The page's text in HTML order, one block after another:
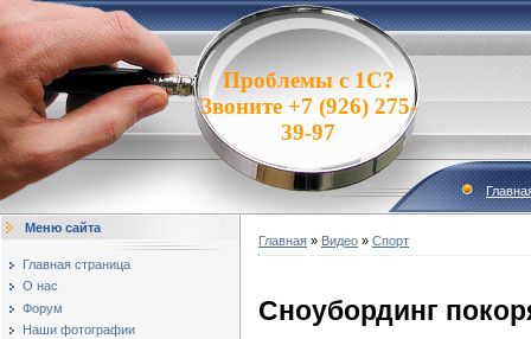
Проблемы с 1С?
Звоните +7 (926) 275-
39-97
Меню сайта
Главная страница
О нас
Форум
Наши фотографии
Главная » Видео » Спорт
Сноубординг